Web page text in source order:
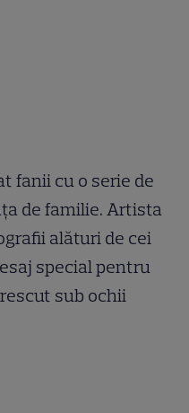
fanii cu o serie de
de familie. Artista
alături de cei
special pentru
sub ochii